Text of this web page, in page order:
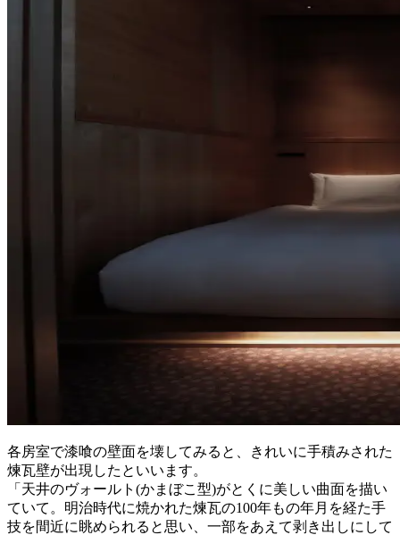
各房室で漆喰の壁面を壊してみると、きれいに手積みされた
煉瓦壁が出現したといいます。
「天井のヴォールト(かまぼこ型)がとくに美しい曲面を描い
ていて。明治時代に焼かれた煉瓦の100年もの年月を経た手
技を間近に眺められると思い、一部をあえて剥き出しにして